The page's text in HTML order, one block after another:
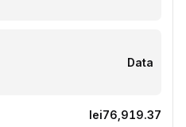
Data
lei76,919.37